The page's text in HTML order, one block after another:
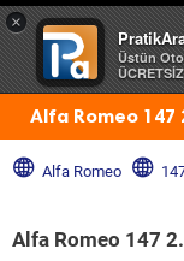
×
Üstün
Alfa Romeo 147
Alfa Romeo
Alfa Romeo 147